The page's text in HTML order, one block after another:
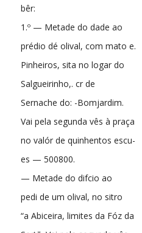
bêr:
1.º — Metade do dade ao
prédio dé olival, com mato e.
Pinheiros, sita no logar do
Salgueirinho,. cr de
Sernache do: -Bomjardim.
Vai pela segunda vês à praça
no valór de quinhentos escu-
es — 500800.
— Metade do difcio ao
pedi de um olival, no sitro
“a Abiceira, limites da Fóz da